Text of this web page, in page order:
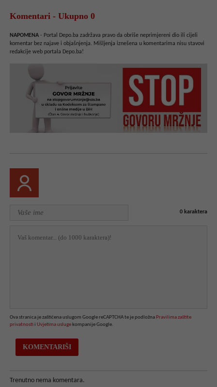
Komentari - Ukupno 0
NAPOMENA - Portal Depo.ba zadržava pravo da obriše neprimjereni dio ili cijeli
komentar bez najave i objašnjenja. Mišljenja iznešena u komentarima nisu stavovi
redakcije web portala Depo.ba!
0 karaktera
Ova stranica je zaštićena uslugom Google reCAPTCHA te je podložna Pravilima zaštite
privatnosti i Uvjetima usluge kompanije Google.
Trenutno nema komentara.